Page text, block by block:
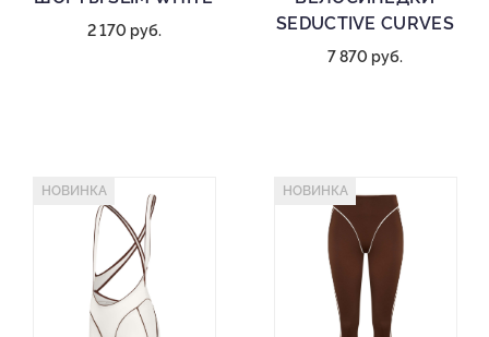
2 170 руб.
SEDUCTIVE CURVES
7 870 руб.
НОВИНКА НОВИНКА